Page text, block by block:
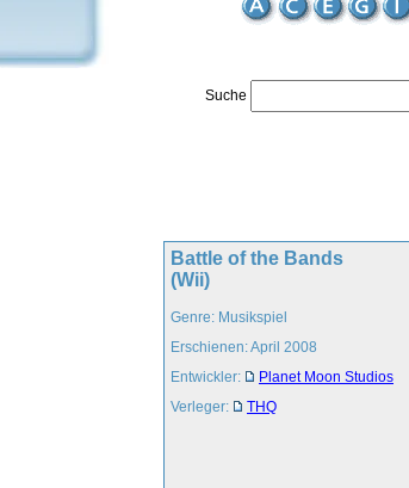
Suche
Battle of the Bands
(Wii)
Genre: Musikspiel
Erschienen: April 2008
Entwickler:
Planet Moon Studios
Verleger:
THQ